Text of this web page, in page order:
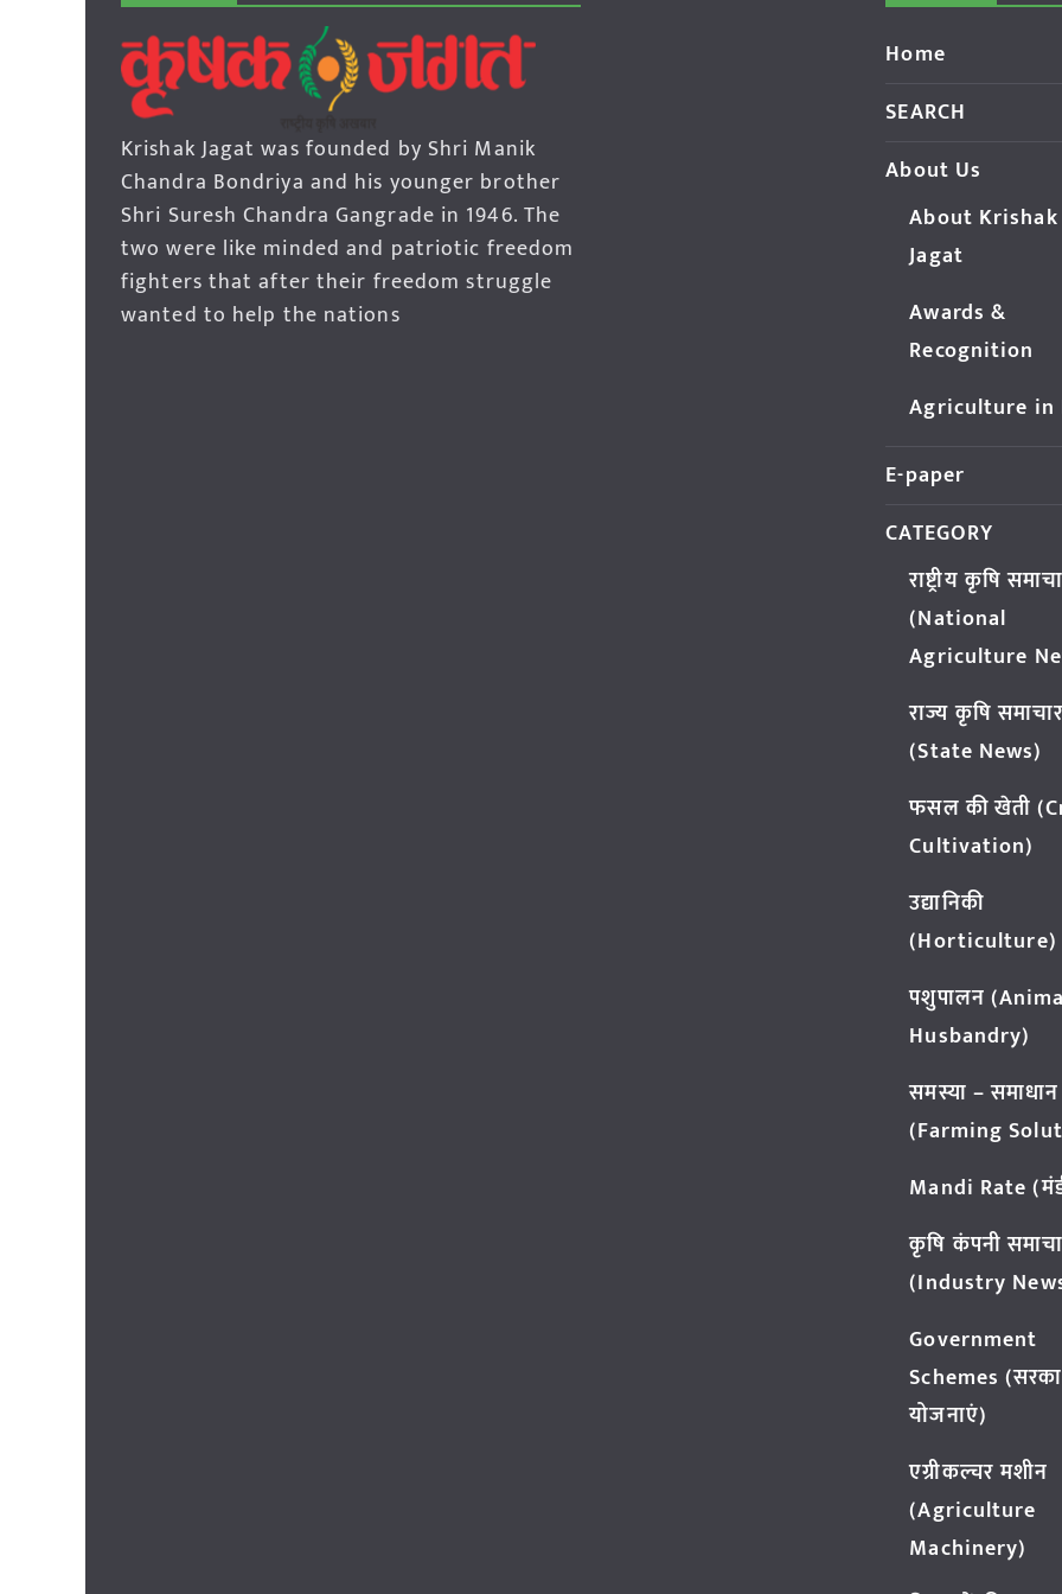
Krishak Jagat was founded by Shri Manik
Chandra Bondriya and his younger brother
Shri Suresh Chandra Gangrade in 1946. The
two were like minded and patriotic freedom
fighters that after their freedom struggle
wanted to help the nations
Home
SEARCH
About Us
About Krishak
Jagat
Awards &
Recognition
Agriculture in
E-paper
CATEGORY
राष्ट्रीय कृषि
(National
Agriculture
राज्य कृषि समाचार
(State News)
फसल की खेती
Cultivation)
उद्यानिकी
(Horticulture)
पशुपालन
Husbandry)
समस्या – समाधान
(Farming
Mandi Rate
कृषि कंपनी
(Industry
Government
Schemes
योजनाएं)
एग्रीकल्चर मशीन
(Agriculture
Machinery)